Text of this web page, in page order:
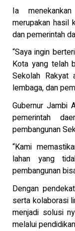
Ia
merupakan hasil
dan pemerintah
“Saya ingin
Kota yang telah
Sekolah Rakyat
lembaga, dan
Gubernur Jambi
pemerintah
pembangunan
“Kami
lahan yang
pembangunan
Dengan
serta kolaborasi
menjadi solusi
melalui